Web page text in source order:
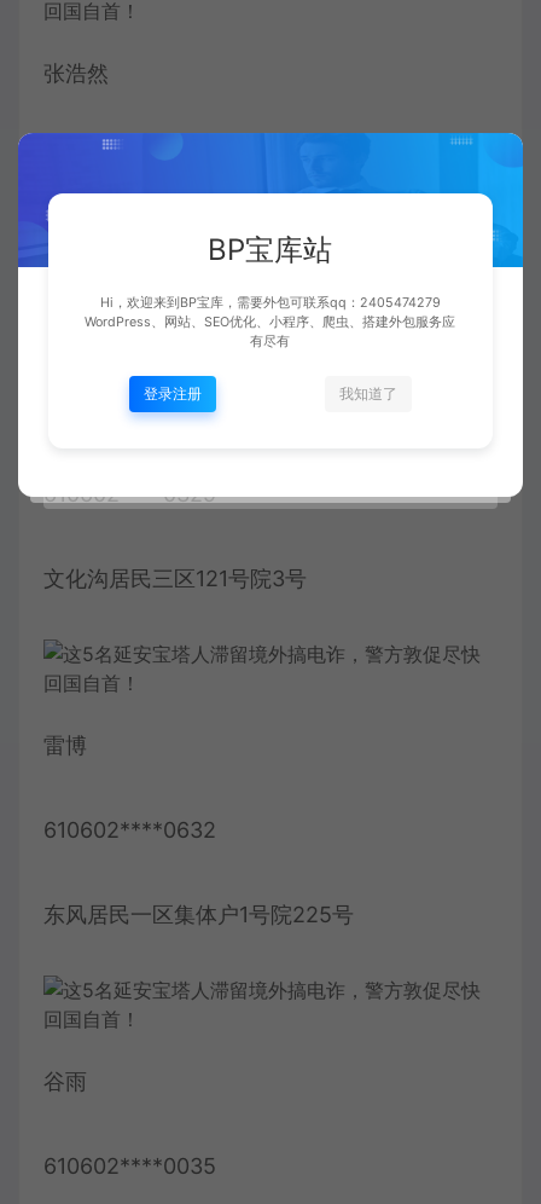
张浩然
610621****0617
建兴居民区十二区11号楼4单元2层202室
610602****0329
文化沟居民三区121号院3号
雷博
610602****0632
东风居民一区集体户1号院225号
谷雨
610602****0035
BP宝库站
Hi，欢迎来到BP宝库，需要外包可联系qq：2405474279
WordPress、网站、SEO优化、小程序、爬虫、搭建外包服务应
有尽有
登录注册 我知道了